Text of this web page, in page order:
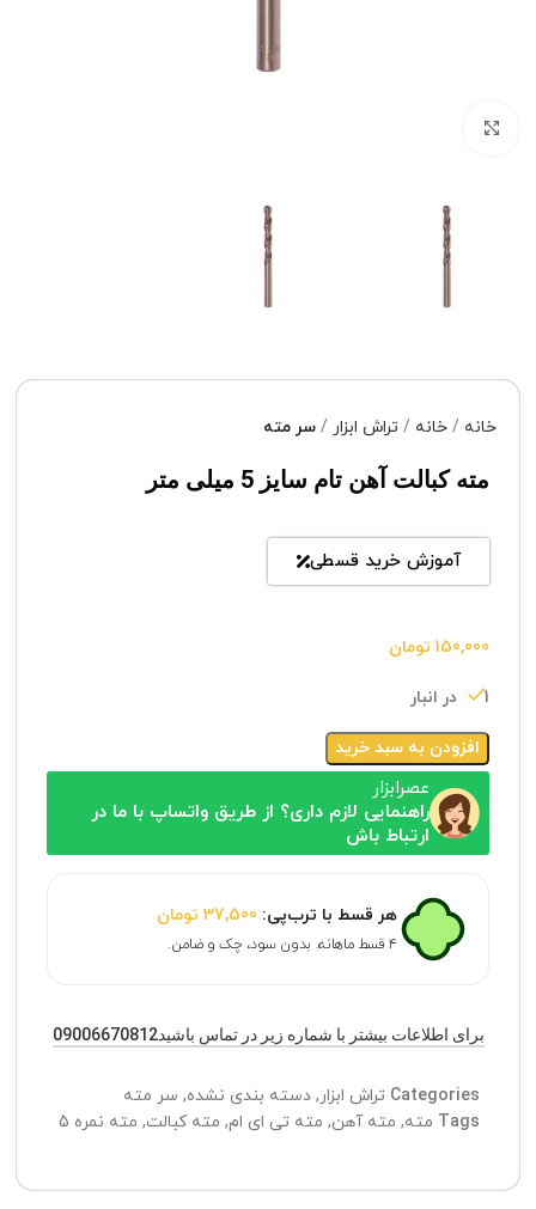
خانه خانه تراش ابزار سر مته
مته کبالت آهن تام سایز 5 میلی متر
آموزش خرید قسطی
150,000 تومان
1 در انبار
افزودن به سبد خرید
عصرابزار
راهنمایی لازم داری؟ از طریق واتساپ با ما در
ارتباط باش
هر قسط با ترب‌پی: 37,500 تومان
۴ قسط ماهانه. بدون سود، چک و ضامن.
برای اطلاعات بیشتر با شماره زیر در تماس باشید09006670812
Categories تراش ابزار, دسته بندی نشده, سر مته
Tags مته, مته آهن, مته تی ای ام, مته کبالت, مته نمره 5